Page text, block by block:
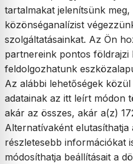
tartalmakat jelenítsünk
közönséganalízist
szolgáltatásainkat. Az Ön
partnereink pontos földrajzi
feldolgozhatunk
Az alábbi lehetőségek
adatainak az itt leírt módon
akár az összes, akár a(z)
Alternatívaként
részletesebb információkat
módosíthatja beállításait a